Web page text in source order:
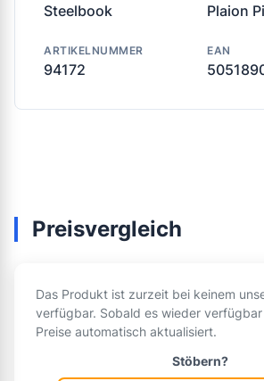
Steelbook Plaion
ARTIKELNUMMER
94172
EAN
Preisvergleich
Das Produkt ist zurzeit bei keinem
verfügbar. Sobald es wieder
Preise automatisch aktualisiert.
Stöbern?